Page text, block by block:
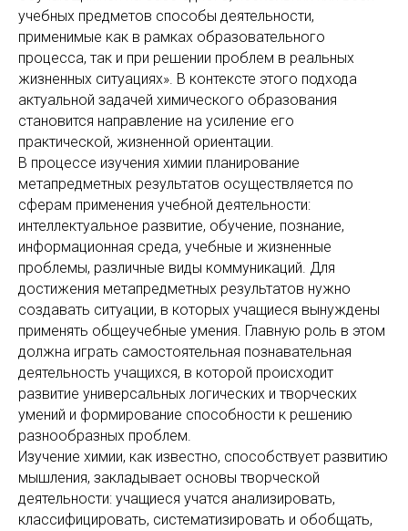
учебных предметов способы деятельности,
применимые как в рамках образовательного
процесса, так и при решении проблем в реальных
жизненных ситуациях». В контексте этого подхода
актуальной задачей химического образования
становится направление на усиление его
практической, жизненной ориентации.
В процессе изучения химии планирование
метапредметных результатов осуществляется по
сферам применения учебной деятельности:
интеллектуальное развитие, обучение, познание,
информационная среда, учебные и жизненные
проблемы, различные виды коммуникаций. Для
достижения метапредметных результатов нужно
создавать ситуации, в которых учащиеся вынуждены
применять общеучебные умения. Главную роль в этом
должна играть самостоятельная познавательная
деятельность учащихся, в которой происходит
развитие универсальных логических и творческих
умений и формирование способности к решению
разнообразных проблем.
Изучение химии, как известно, способствует развитию
мышления, закладывает основы творческой
деятельности: учащиеся учатся анализировать,
классифицировать, систематизировать и обобщать,